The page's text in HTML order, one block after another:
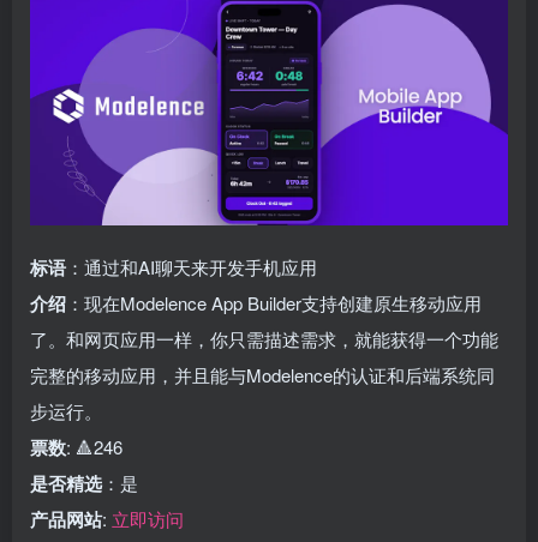
标语 ：通过和AI聊天来开发手机应用
介绍 ：现在Modelence App Builder支持创建原生移动应用
了。和网页应用一样，你只需描述需求，就能获得一个功能
完整的移动应用，并且能与Modelence的认证和后端系统同
步运行。
票数: 🔺246
是否精选 ：是
产品网站: 立即访问